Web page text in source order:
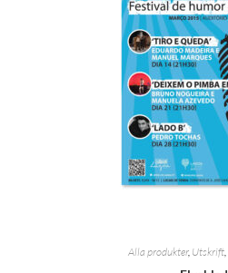
Alla produkter, Utskrift,